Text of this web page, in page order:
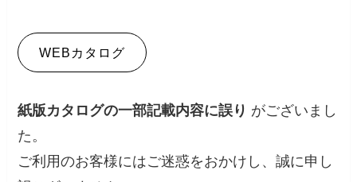
WEBカタログ
紙版カタログの一部記載内容に誤り がございまし
た。
ご利用のお客様にはご迷惑をおかけし、誠に申し